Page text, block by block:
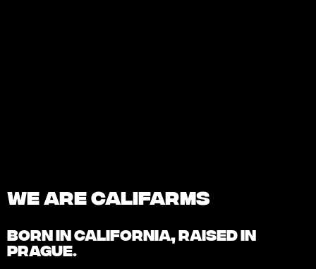
We are Califarms
BORN INCALIFORNIA, RAISED IN
PRAGUE.